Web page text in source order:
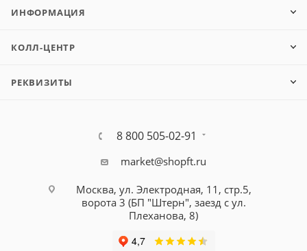
ИНФОРМАЦИЯ
КОЛЛ-ЦЕНТР
РЕКВИЗИТЫ
8 800 505-02-91
market@shopft.ru
Москва, ул. Электродная, 11, стр.5,
ворота 3 (БП "Штерн", заезд с ул.
Плеханова, 8)